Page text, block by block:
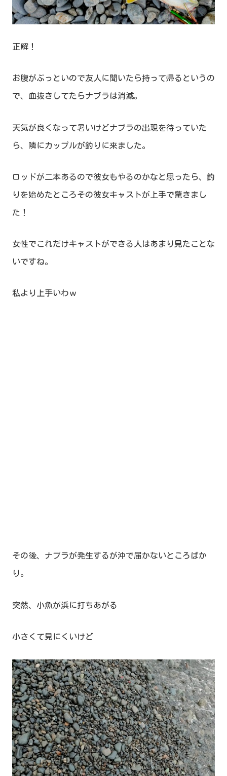
正解！
お腹がぶっといので友人に聞いたら持って帰るというの
で、血抜きしてたらナブラは消滅。
天気が良くなって暑いけどナブラの出現を待っていた
ら、隣にカップルが釣りに来ました。
ロッドが二本あるので彼女もやるのかなと思ったら、釣
りを始めたところその彼女キャストが上手で驚きまし
た！
女性でこれだけキャストができる人はあまり見たことな
いですね。
私より上手いわｗ
その後、ナブラが発生するが沖で届かないところばか
り。
突然、小魚が浜に打ちあがる
小さくて見にくいけど